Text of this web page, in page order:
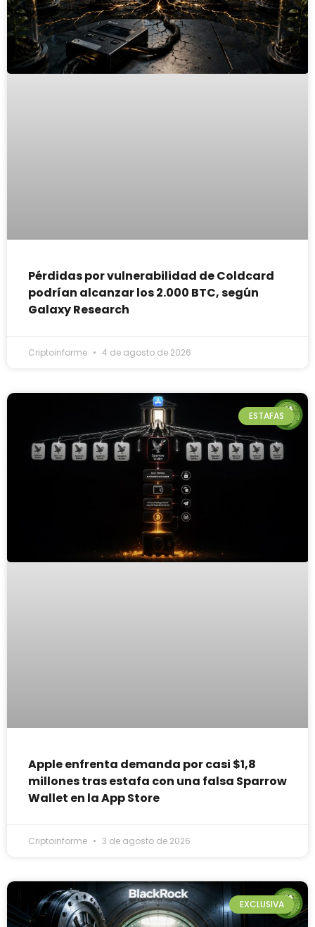
Pérdidas por vulnerabilidad de Coldcard
podrían alcanzar los 2.000 BTC, según
Galaxy Research
Criptoinforme 4 de agosto de 2026
ESTAFAS
Apple enfrenta demanda por casi $1,8
millones tras estafa con una falsa Sparrow
Wallet en la App Store
Criptoinforme 3 de agosto de 2026
EXCLUSIVA